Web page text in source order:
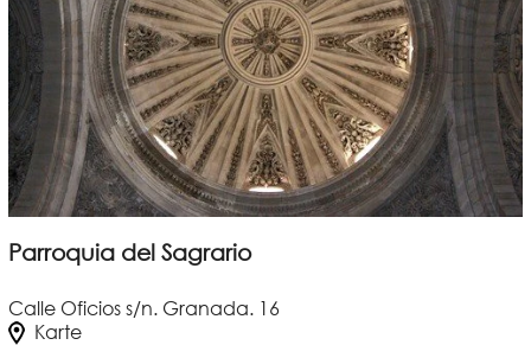
Parroquia del Sagrario
Calle Oficios s/n. Granada. 16
Karte